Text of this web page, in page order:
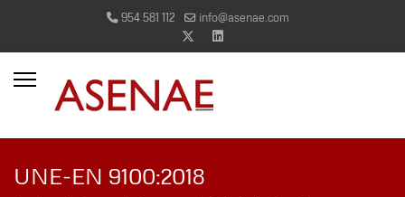
954 581 112 info@asenae.com
UNE-EN 9100:2018
characters for results.